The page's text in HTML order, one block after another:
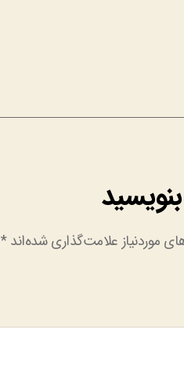
موردنیاز علامت‌گذاری شده‌اند*